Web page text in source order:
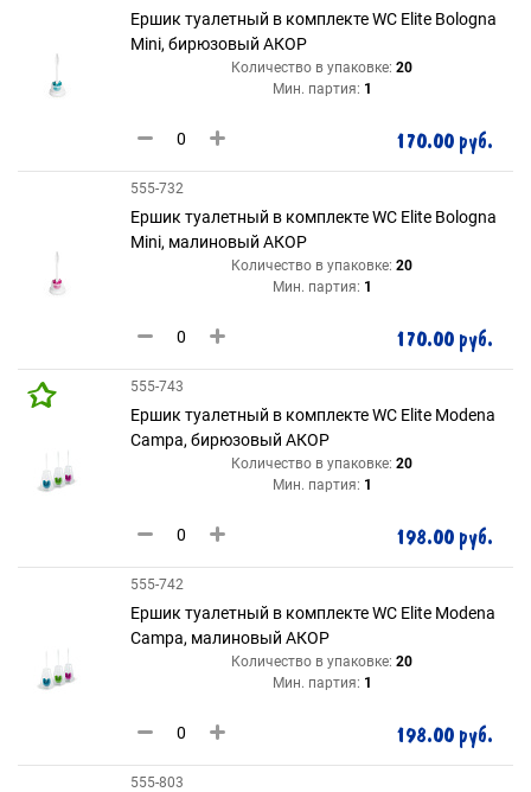
Ершик туалетный в комплекте WC Elite Bologna
Mini, бирюзовый АКОР
Количество в упаковке: 20
Мин. партия: 1
170.00 руб.
555-732
Ершик туалетный в комплекте WC Elite Bologna
Mini, малиновый АКОР
Количество в упаковке: 20
Мин. партия: 1
170.00 руб.
555-743
Ершик туалетный в комплекте WC Elite Modena
Campa, бирюзовый АКОР
Количество в упаковке: 20
Мин. партия: 1
198.00 руб.
555-742
Ершик туалетный в комплекте WC Elite Modena
Campa, малиновый АКОР
Количество в упаковке: 20
Мин. партия: 1
198.00 руб.
555-803